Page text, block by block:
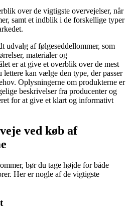
over de vigtigste overvejelser, når
samt et indblik i de forskellige typer
udvalg af følgeseddellommer, som
materialer og
er at give et overblik over de mest
lettere kan vælge den type, der passer
Oplysningerne om produkterne er
beskrivelser fra producenter og
for at give et klart og informativt
ved køb af
bør du tage højde for både
Her er nogle af de vigtigste